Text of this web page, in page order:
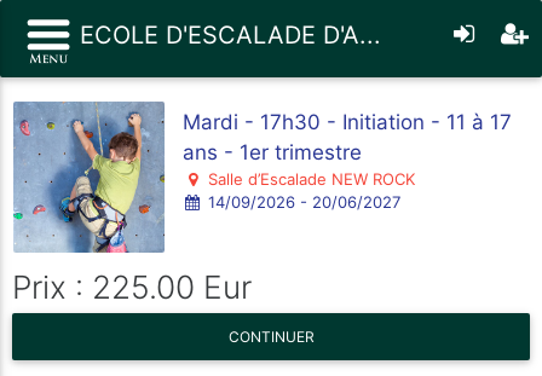
ECOLE D'ESCALADE D'A...
Mardi - 17h30 - Initiation - 11 à 17
ans - 1er trimestre
Salle d’Escalade NEW ROCK
14/09/2026 - 20/06/2027
Prix : 225.00 Eur
CONTINUER